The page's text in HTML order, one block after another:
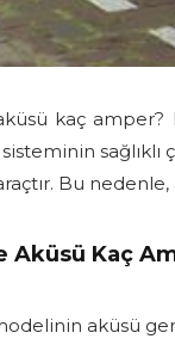
kaç
Bu
Aküsü Kaç
aküsü